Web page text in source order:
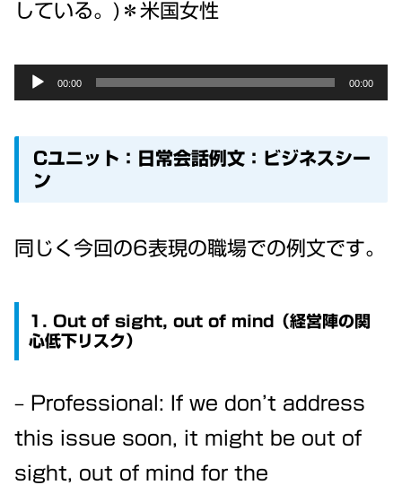
している。)＊米国女性
Audio
00:00 00:00
Cユニット：日常会話例文：ビジネスシー
ン
同じく今回の6表現の職場での例文です。
1. Out of sight, out of mind（経営陣の関
心低下リスク）
– Professional: If we don’t address
this issue soon, it might be out of
sight, out of mind for the